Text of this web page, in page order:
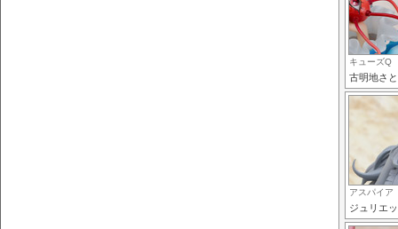
キューズQ
古明地さ
アスパイア
ジュリエ